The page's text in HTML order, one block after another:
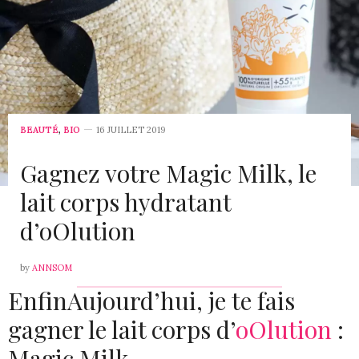
24 JUILLET 2019 À 18 H 01 MIN
PRIYA DIT :
25 JUILLET 2019 À 11 H 25 MIN
love the dress
http://www.stylebasket.in
25 JUILLET 2019 À 11 H 27 MIN
http://www.stylebasket.in
BEAUTÉ, BIO 16 JUILLET 2019
Gagnez votre Magic Milk, le
lait corps hydratant
d’oOlution
by ANNSOM
EnfinAujourd’hui, je te fais
gagner le lait corps d’oOlution :